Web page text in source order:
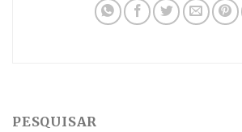
PESQUISAR